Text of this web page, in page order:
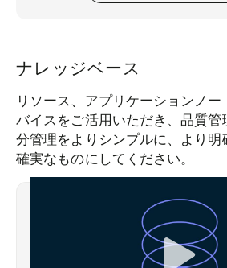
ナレッジベース
リソース、アプリケーションノ
バイスをご活用いただき、品質管
分管理をよりシンプルに、より明
確実なものにしてください。